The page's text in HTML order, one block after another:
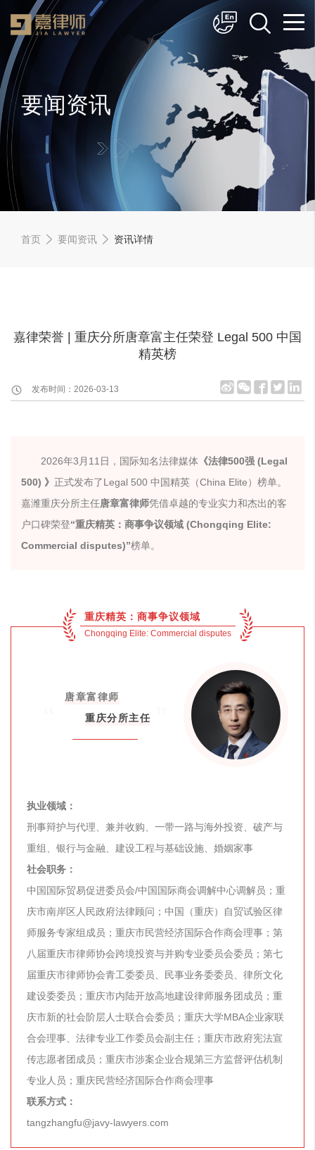
简体中文
English
要闻资讯
首页 要闻资讯 资讯详情
嘉律荣誉 | 重庆分所唐章富主任荣登 Legal 500 中国
精英榜
发布时间：2026-03-13
2026年3月11日，国际知名法律媒体 《法律500强 (Legal
500) 》 正式发布了Legal 500 中国精英（China Elite）榜单。
嘉潍重庆分所主任唐章富律师凭借卓越的专业实力和杰出的客
户口碑荣登“重庆精英：商事争议领域 (Chongqing Elite:
Commercial disputes)”榜单。
重庆精英：商事争议领域
Chongqing Elite: Commercial disputes
唐章富律师
重庆分所主任
执业领域：
刑事辩护与代理、兼并收购、一带一路与海外投资、破产与
重组、银行与金融、建设工程与基础设施、婚姻家事
社会职务：
中国国际贸易促进委员会/中国国际商会调解中心调解员；重
庆市南岸区人民政府法律顾问；中国（重庆）自贸试验区律
师服务专家组成员；重庆市民营经济国际合作商会理事；第
八届重庆市律师协会跨境投资与并购专业委员会委员；第七
届重庆市律师协会青工委委员、民事业务委委员、律所文化
建设委委员；重庆市内陆开放高地建设律师服务团成员；重
庆市新的社会阶层人士联合会委员；重庆大学MBA企业家联
合会理事、法律专业工作委员会副主任；重庆市政府宪法宣
传志愿者团成员；重庆市涉案企业合规第三方监督评估机制
专业人员；重庆民营经济国际合作商会理事
联系方式：
tangzhangfu@javy-lawyers.com